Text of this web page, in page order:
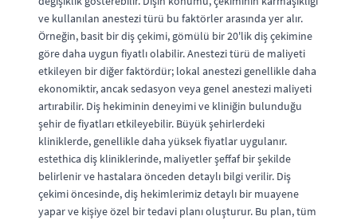
ve kullanılan anestezi türü bu faktörler arasında yer alır.
Örneğin, basit bir diş çekimi, gömülü bir 20'lik diş çekimine
göre daha uygun fiyatlı olabilir. Anestezi türü de maliyeti
etkileyen bir diğer faktördür; lokal anestezi genellikle daha
ekonomiktir, ancak sedasyon veya genel anestezi maliyeti
artırabilir. Diş hekiminin deneyimi ve kliniğin bulunduğu
şehir de fiyatları etkileyebilir. Büyük şehirlerdeki
kliniklerde, genellikle daha yüksek fiyatlar uygulanır.
estethica diş kliniklerinde, maliyetler şeffaf bir şekilde
belirlenir ve hastalara önceden detaylı bilgi verilir. Diş
çekimi öncesinde, diş hekimlerimiz detaylı bir muayene
yapar ve kişiye özel bir tedavi planı oluşturur. Bu plan, tüm